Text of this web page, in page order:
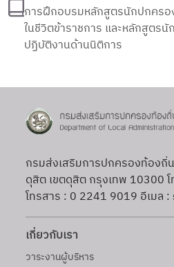
การฝึกอบรมหลักสูตรนักปกคร
ในชีวิตข้าราชการ และหลักสูตร
ปฏิบัติงานด้านนิติการ
กรมส่งเสริมการปกครองท้องถิ่
ดุสิต เขตดุสิต กรุงเทพ 10300
โทรสาร : 0 2241 9019 อีเมล :
เกี่ยวกับเรา
วาระงานผู้บริหาร